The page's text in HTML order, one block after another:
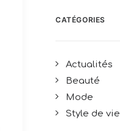
CATÉGORIES
Actualités
Beauté
Mode
Style de vie